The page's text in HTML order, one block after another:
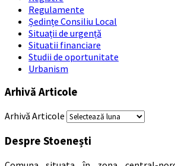
Regulamente
Ședințe Consiliu Local
Situații de urgență
Situatii financiare
Studii de oportunitate
Urbanism
Arhivă Articole
Arhivă Articole
Despre Stoenești